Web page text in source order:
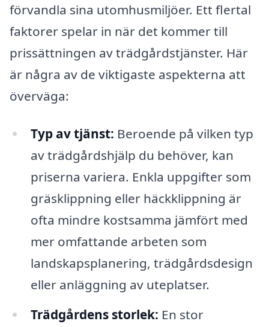
förvandla sina utomhusmiljöer. Ett flertal
faktorer spelar in när det kommer till
prissättningen av trädgårdstjänster. Här
är några av de viktigaste aspekterna att
överväga:
Typ av tjänst: Beroende på vilken typ
av trädgårdshjälp du behöver, kan
priserna variera. Enkla uppgifter som
gräsklippning eller häckklippning är
ofta mindre kostsamma jämfört med
mer omfattande arbeten som
landskapsplanering, trädgårdsdesign
eller anläggning av uteplatser.
Trädgårdens storlek: En stor